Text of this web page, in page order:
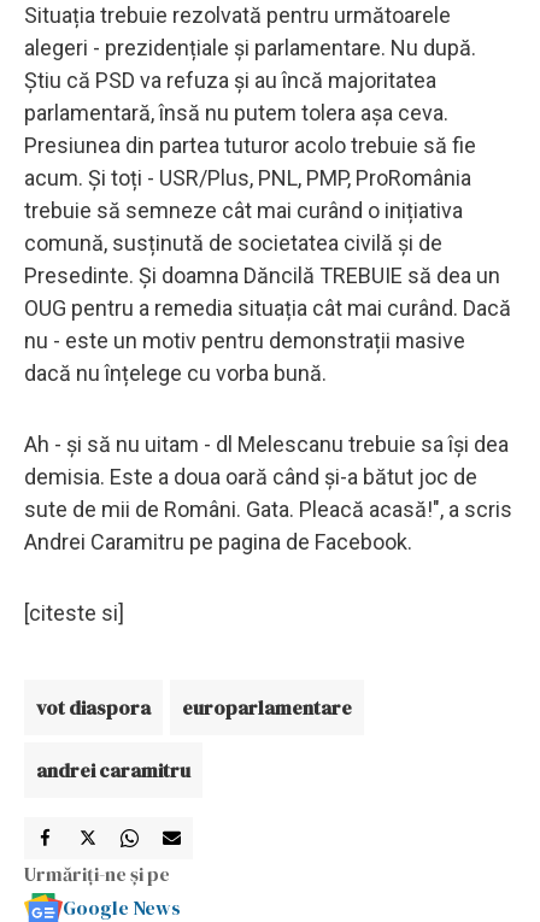
Situația trebuie rezolvată pentru următoarele
alegeri - prezidențiale și parlamentare. Nu după.
Știu că PSD va refuza și au încă majoritatea
parlamentară, însă nu putem tolera așa ceva.
Presiunea din partea tuturor acolo trebuie să fie
acum. Și toți - USR/Plus, PNL, PMP, ProRomânia
trebuie să semneze cât mai curând o inițiativa
comună, susținută de societatea civilă și de
Presedinte. Și doamna Dăncilă TREBUIE să dea un
OUG pentru a remedia situația cât mai curând. Dacă
nu - este un motiv pentru demonstrații masive
dacă nu înțelege cu vorba bună.
Ah - și să nu uitam - dl Melescanu trebuie sa își dea
demisia. Este a doua oară când și-a bătut joc de
sute de mii de Români. Gata. Pleacă acasă!", a scris
Andrei Caramitru pe pagina de Facebook.
[citeste si]
vot diaspora europarlamentare
andrei caramitru
Urmăriți-ne și pe
Google News